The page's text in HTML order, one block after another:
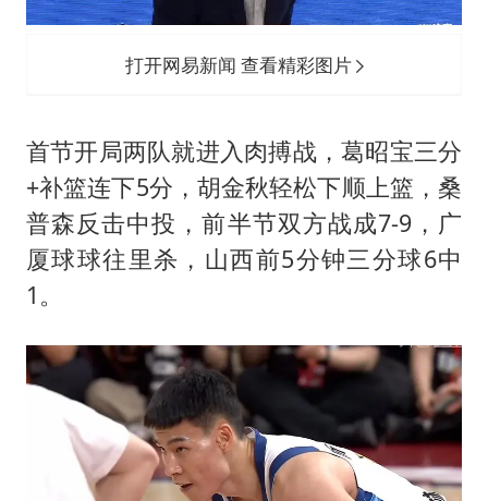
打开网易新闻 查看精彩图片
首节开局两队就进入肉搏战，葛昭宝三分
+补篮连下5分，胡金秋轻松下顺上篮，桑
普森反击中投，前半节双方战成7-9，广
厦球球往里杀，山西前5分钟三分球6中
1。